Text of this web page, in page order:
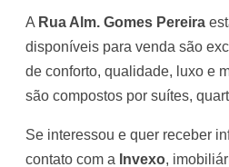
A Rua Alm. Gomes Pereira
disponíveis para venda são
de conforto, qualidade, luxo e
são compostos por suítes,
Se interessou e quer receber
contato com a Invexo,